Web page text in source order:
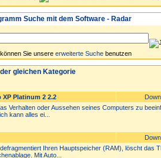
Suche mit dem Software - Radar
Sie unsere erweiterte Suchebenutzen
gleichen Kategorie
Platinum 2 2.2
Verhalten oder Aussehen seines Computers zu
kann alles ei...
Ihren Hauptspeicher (RAM), löscht das
Mit Auto...